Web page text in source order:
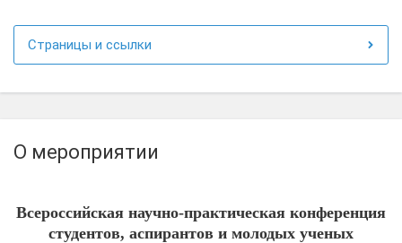
Страницы и ссылки
О мероприятии
Всероссийская научно-практическая конференция
студентов, аспирантов и молодых ученых